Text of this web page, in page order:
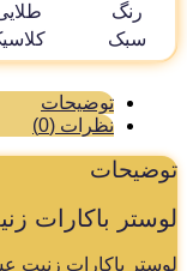
رنگ
طلایی
سبک
کلاسیک
توضیحات
نظرات (0)
باکارات زنیت